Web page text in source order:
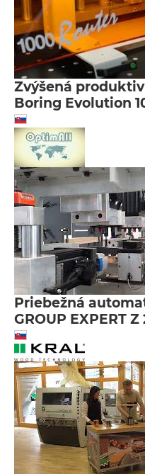
Zvýšená
Boring Evolution
Priebežná
GROUP EXPERT Z